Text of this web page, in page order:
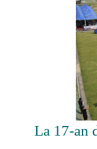
La 17-an